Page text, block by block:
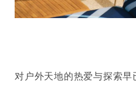
对户外天地的热爱与探索